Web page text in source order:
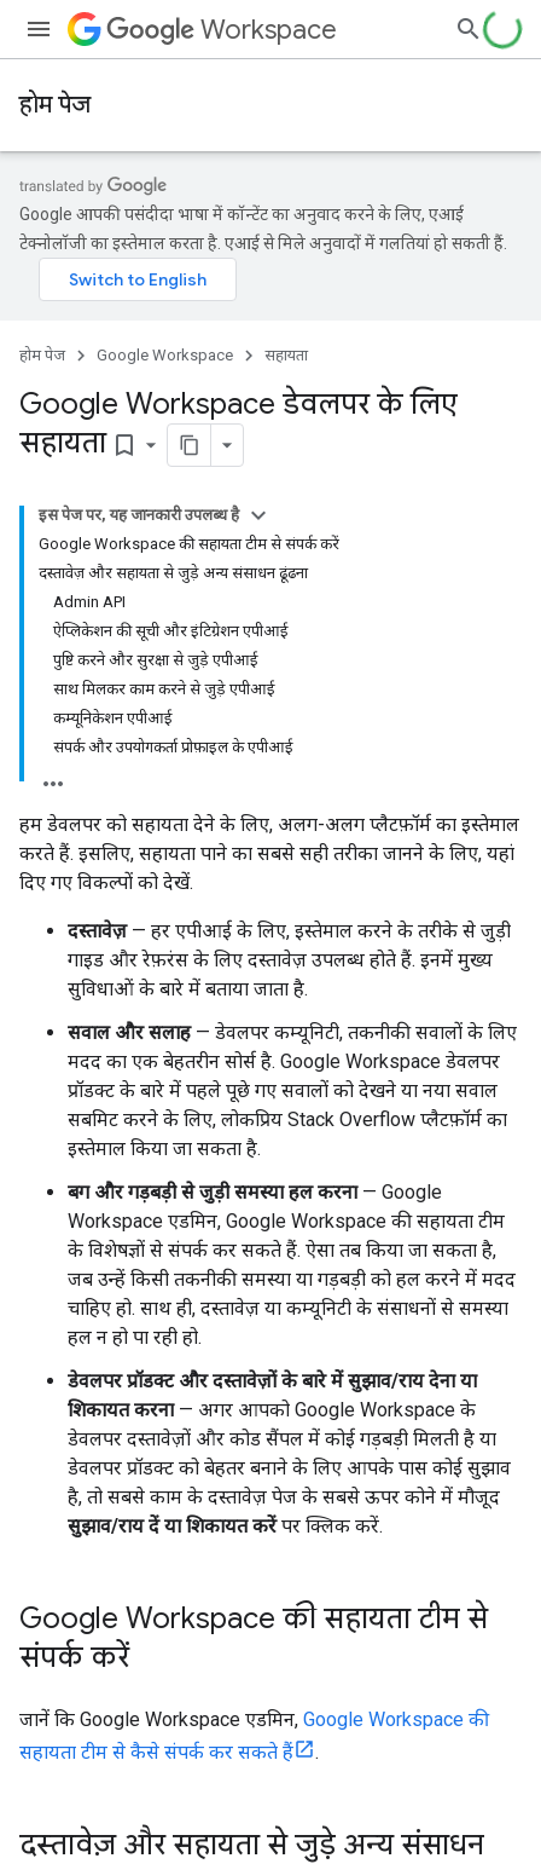
Workspace
होम पेज
Google आपकी पसंदीदा भाषा में कॉन्टेंट का अनुवाद करने के लिए, एआई
टेक्नोलॉजी का इस्तेमाल करता है. एआई से मिले अनुवादों में गलतियां हो सकती हैं.
होम पेज Google Workspace सहायता
Google Workspace डेवलपर के लिए
सहायता bookmark_border
इस पेज पर, यह जानकारी उपलब्ध है
Google Workspace की सहायता टीम से संपर्क करें
दस्तावेज़ और सहायता से जुड़े अन्य संसाधन ढूंढना
Admin API
ऐप्लिकेशन की सूची और इंटिग्रेशन एपीआई
पुष्टि करने और सुरक्षा से जुड़े एपीआई
साथ मिलकर काम करने से जुड़े एपीआई
कम्यूनिकेशन एपीआई
संपर्क और उपयोगकर्ता प्रोफ़ाइल के एपीआई
हम डेवलपर को सहायता देने के लिए, अलग-अलग प्लैटफ़ॉर्म का इस्तेमाल
करते हैं. इसलिए, सहायता पाने का सबसे सही तरीका जानने के लिए, यहां
दिए गए विकल्पों को देखें.
दस्तावेज़— हर एपीआई के लिए, इस्तेमाल करने के तरीके से जुड़ी
गाइड और रेफ़रंस के लिए दस्तावेज़ उपलब्ध होते हैं. इनमें मुख्य
सुविधाओं के बारे में बताया जाता है.
सवाल और सलाह— डेवलपर कम्यूनिटी, तकनीकी सवालों के लिए
मदद का एक बेहतरीन सोर्स है. Google Workspace डेवलपर
प्रॉडक्ट के बारे में पहले पूछे गए सवालों को देखने या नया सवाल
सबमिट करने के लिए, लोकप्रिय Stack Overflow प्लैटफ़ॉर्म का
इस्तेमाल किया जा सकता है.
बग और गड़बड़ी से जुड़ी समस्या हल करना— Google
Workspace एडमिन, Google Workspace की सहायता टीम
के विशेषज्ञों से संपर्क कर सकते हैं. ऐसा तब किया जा सकता है,
जब उन्हें किसी तकनीकी समस्या या गड़बड़ी को हल करने में मदद
चाहिए हो. साथ ही, दस्तावेज़ या कम्यूनिटी के संसाधनों से समस्या
हल न हो पा रही हो.
डेवलपर प्रॉडक्ट और दस्तावेज़ों के बारे में सुझाव/राय देना या
शिकायत करना— अगर आपको Google Workspace के
डेवलपर दस्तावेज़ों और कोड सैंपल में कोई गड़बड़ी मिलती है या
डेवलपर प्रॉडक्ट को बेहतर बनाने के लिए आपके पास कोई सुझाव
है, तो सबसे काम के दस्तावेज़ पेज के सबसे ऊपर कोने में मौजूद
सुझाव/राय दें या शिकायत करेंपर क्लिक करें.
Google Workspace की सहायता टीम से
संपर्क करें
जानें कि Google Workspace एडमिन, Google Workspace की
सहायता टीम से कैसे संपर्क कर सकते हैं
.
दस्तावेज़ और सहायता से जुड़े अन्य संसाधन